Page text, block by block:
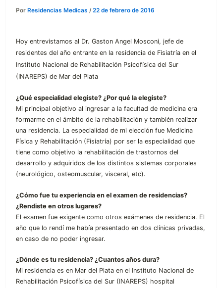
Por Residencias Medicas /22 de febrero de 2016
Hoy entrevistamos al Dr. Gaston Angel Mosconi, jefe de
residentes del año entrante en la residencia de Fisiatría en el
Instituto Nacional de Rehabilitación Psicofísica del Sur
(INAREPS) de Mar del Plata
¿Qué especialidad elegiste? ¿Por qué la elegiste?
Mi principal objetivo al ingresar a la facultad de medicina era
formarme en el ámbito de la rehabilitación y también realizar
una residencia. La especialidad de mi elección fue Medicina
Física y Rehabilitación (Fisiatría) por ser la especialidad que
tiene como objetivo la rehabilitación de trastornos del
desarrollo y adquiridos de los distintos sistemas corporales
(neurológico, osteomuscular, visceral, etc).
¿Cómo fue tu experiencia en el examen de residencias?
¿Rendiste en otros lugares?
El examen fue exigente como otros exámenes de residencia. El
año que lo rendí me había presentado en dos clínicas privadas,
en caso de no poder ingresar.
¿Dónde es tu residencia? ¿Cuantos años dura?
Mi residencia es en Mar del Plata en el Instituto Nacional de
Rehabilitación Psicofísica del Sur (INAREPS) hospital